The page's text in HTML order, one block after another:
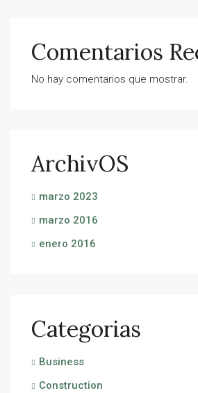
Comentarios
No hay comentarios que mostrar.
ArchivOS
marzo 2023
marzo 2016
enero 2016
Categorias
Business
Construction